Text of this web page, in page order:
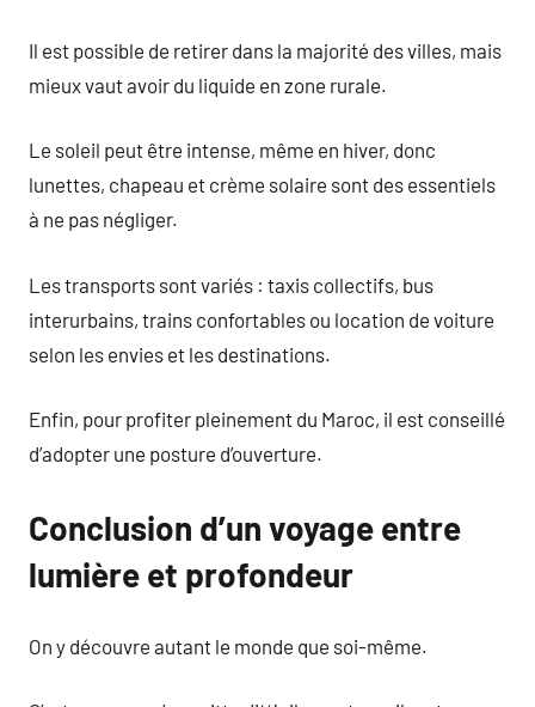
Il est possible de retirer dans la majorité des villes, mais
mieux vaut avoir du liquide en zone rurale.
Le soleil peut être intense, même en hiver, donc
lunettes, chapeau et crème solaire sont des essentiels
à ne pas négliger.
Les transports sont variés : taxis collectifs, bus
interurbains, trains confortables ou location de voiture
selon les envies et les destinations.
Enfin, pour profiter pleinement du Maroc, il est conseillé
d’adopter une posture d’ouverture.
Conclusion d’un voyage entre
lumière et profondeur
On y découvre autant le monde que soi-même.